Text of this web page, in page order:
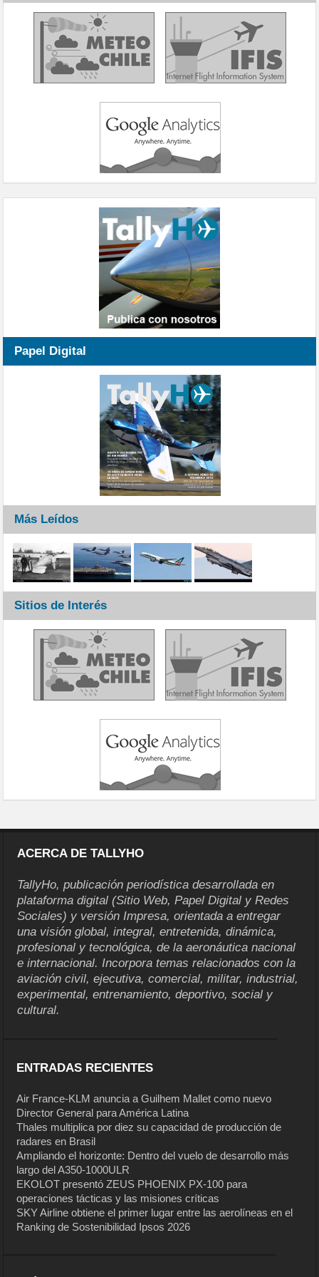
Papel Digital
Más Leídos
Sitios de Interés
ACERCA DE TALLYHO
TallyHo, publicación periodística desarrollada en
plataforma digital (Sitio Web, Papel Digital y Redes
Sociales) y versión Impresa, orientada a entregar
una visión global, integral, entretenida, dinámica,
profesional y tecnológica, de la aeronáutica nacional
e internacional. Incorpora temas relacionados con la
aviación civil, ejecutiva, comercial, militar, industrial,
experimental, entrenamiento, deportivo, social y
cultural.
ENTRADAS RECIENTES
Air France-KLM anuncia a Guilhem Mallet como nuevo
Director General para América Latina
Thales multiplica por diez su capacidad de producción de
radares en Brasil
Ampliando el horizonte: Dentro del vuelo de desarrollo más
largo del A350-1000ULR
EKOLOT presentó ZEUS PHOENIX PX-100 para
operaciones tácticas y las misiones críticas
SKY Airline obtiene el primer lugar entre las aerolíneas en el
Ranking de Sostenibilidad Ipsos 2026